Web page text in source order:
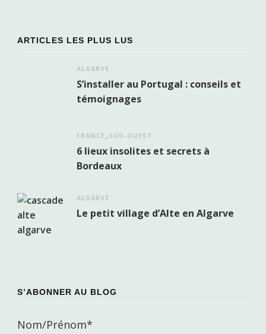
ARTICLES LES PLUS LUS
ALGARVE
S’installer au Portugal : conseils et
témoignages
FRANCE SUD-OUEST
6 lieux insolites et secrets à
Bordeaux
ALGARVE
Le petit village d’Alte en Algarve
S’ABONNER AU BLOG
Nom/Prénom*